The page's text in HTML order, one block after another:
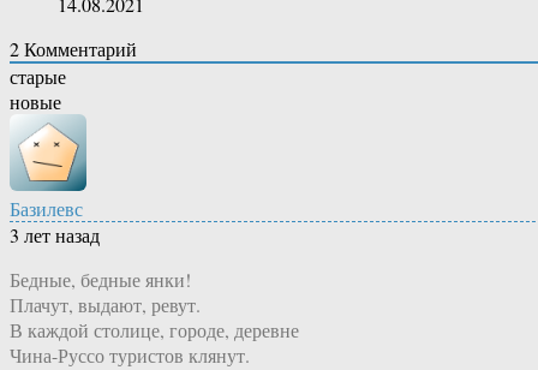
2Комментарий
старые
новые
Базилевс
3 лет назад
Бедные, бедные янки!
Плачут, выдают, ревут.
В каждой столице, городе, деревне
Чина-Руссо туристов клянут.